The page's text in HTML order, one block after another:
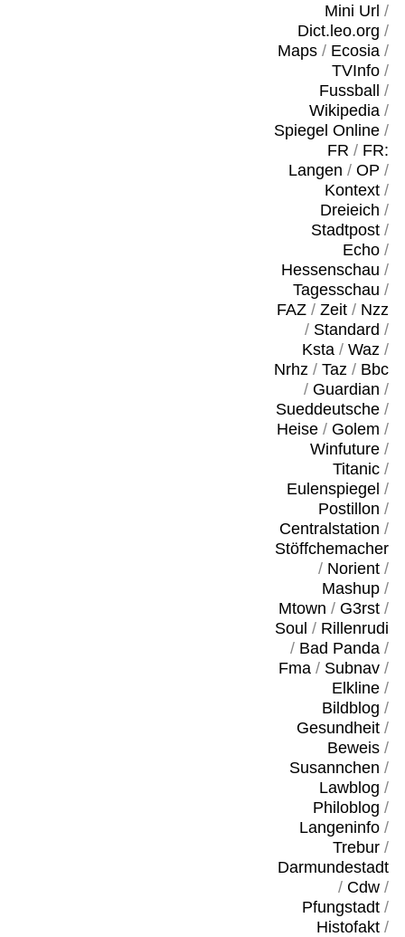
Mini Url /
Dict.leo.org /
Maps/ Ecosia/
TVInfo/
Fussball
/
Wikipedia/
Spiegel Online/
FR / FR:
Langen / OP /
Kontext/
Dreieich /
Stadtpost/
Echo/
Hessenschau /
Tagesschau /
FAZ/ Zeit/ Nzz
/ Standard /
Ksta/ Waz/
Nrhz/ Taz/ Bbc
/ Guardian /
Sueddeutsche/
Heise/ Golem /
Winfuture/
Titanic/
Eulenspiegel /
Postillon /
Centralstation /
Stöffchemacher
/ Norient/
Mashup/
Mtown / G3rst/
Soul / Rillenrudi
/ Bad Panda/
Fma/ Subnav/
Elkline/
Bildblog /
Gesundheit/
Beweis/
Susannchen /
Lawblog /
Philoblog /
Langeninfo/
Trebur/
Darmundestadt
/ Cdw/
Pfungstadt/
Histofakt/